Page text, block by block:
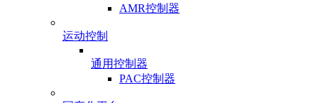
AMR控制器
运动控制
通用控制器
PAC控制器